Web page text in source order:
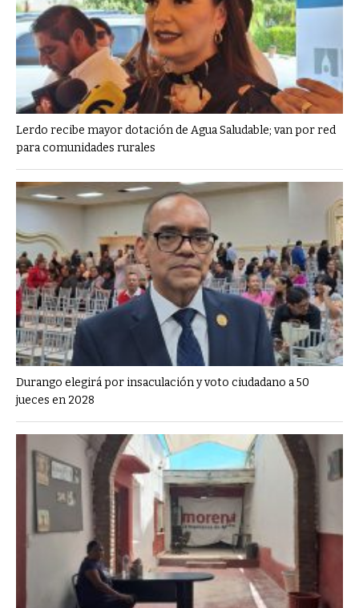
Lerdo recibe mayor dotación de Agua Saludable; van por red
para comunidades rurales
Durango elegirá por insaculación y voto ciudadano a 50
jueces en 2028